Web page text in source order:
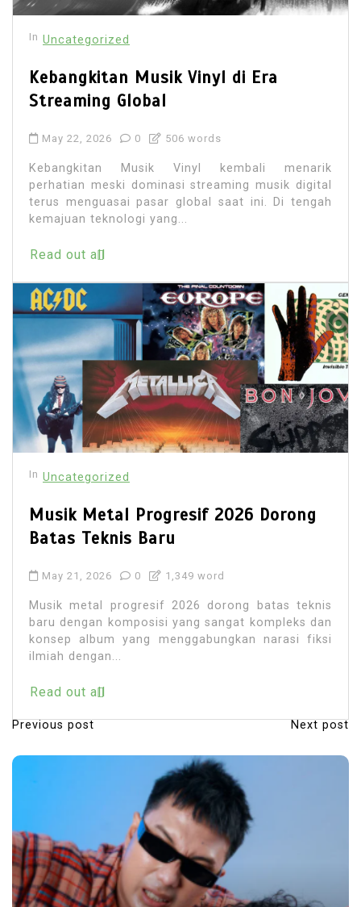
In Uncategorized
Kebangkitan Musik Vinyl di Era
Streaming Global
May 22, 2026 0 506 words
Kebangkitan Musik Vinyl kembali menarik
perhatian meski dominasi streaming musik digital
terus menguasai pasar global saat ini. Di tengah
kemajuan teknologi yang...
Read out all
In Uncategorized
Musik Metal Progresif 2026 Dorong
Batas Teknis Baru
May 21, 2026 0 1,349 word
Musik metal progresif 2026 dorong batas teknis
baru dengan komposisi yang sangat kompleks dan
konsep album yang menggabungkan narasi fiksi
ilmiah dengan...
Read out all
P
o
n
a
v
Previous post Next post